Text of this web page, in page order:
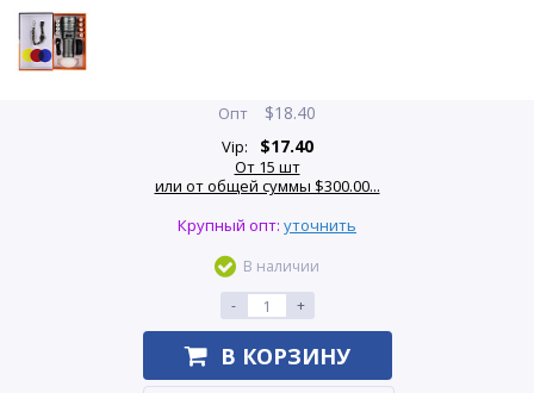
Опт $18.40
Vip: $17.40
От 15 шт
или от общей суммы $300.00...
Крупный опт: уточнить
В наличии
-
+
В КОРЗИНУ